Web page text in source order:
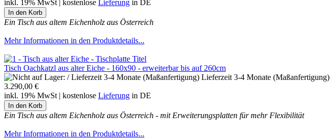
inkl. 19% MwSt | kostenlose Lieferung in DE
Ein Tisch aus altem Eichenholz aus Österreich
Mehr Informationen in den Produktdetails...
Tisch Oachkatzl aus alter Eiche - 160x90 - erweiterbar bis auf 260cm
Lieferzeit 3-4 Monate (Maßanfertigung)
3.290,00 €
inkl. 19% MwSt | kostenlose Lieferung in DE
Ein Tisch aus altem Eichenholz aus Österreich - mit Erweiterungsplatten für mehr Flexibilität
Mehr Informationen in den Produktdetails...